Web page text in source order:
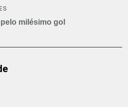
milésimo gol